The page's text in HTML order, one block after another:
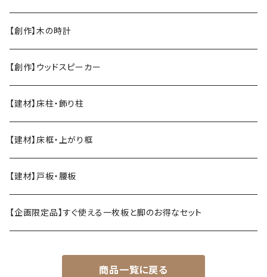
【創作】木の時計
【創作】ウッドスピーカー
【建材】床柱・飾り柱
【建材】床框・上がり框
【建材】戸板・腰板
【企画限定品】すぐ使える一枚板と脚のお得なセット
商品一覧に戻る